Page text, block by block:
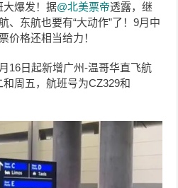
大爆发！据@北美票帝透露，继
、东航也要有“大动作”了！9月中
价格还相当给力！
16日起新增广州-温哥华直飞航
周五，航班号为CZ329和